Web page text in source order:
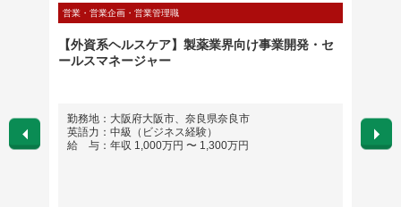
営業・営業企画・営業管理職
【外資系ヘルスケア】製薬業界向け事業開発・セ
ールスマネージャー
勤務地：大阪府大阪市、奈良県奈良市
英語力：中級（ビジネス経験）
給 与：年収 1,000万円 〜 1,300万円
勤務
英語
給